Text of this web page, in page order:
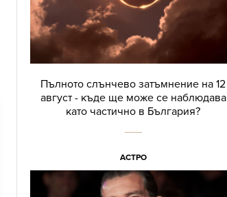
Пълното слънчево затъмнение на 12
август - къде ще може се наблюдава
като частично в България?
АСТРО